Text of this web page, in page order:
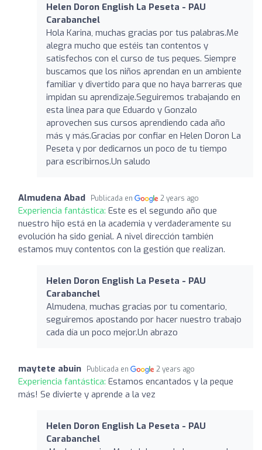
Helen Doron English La Peseta - PAU
Carabanchel
Hola Karina, muchas gracias por tus palabras.Me
alegra mucho que estéis tan contentos y
satisfechos con el curso de tus peques. Siempre
buscamos que los niños aprendan en un ambiente
familiar y divertido para que no haya barreras que
impidan su aprendizaje.Seguiremos trabajando en
esta linea para que Eduardo y Gonzalo
aprovechen sus cursos aprendiendo cada año
más y más.Gracias por confiar en Helen Doron La
Peseta y por dedicarnos un poco de tu tiempo
para escribirnos.Un saludo
Almudena Abad Publicada en 2 years ago
Experiencia fantástica: Este es el segundo año que
nuestro hijo está en la academia y verdaderamente su
evolución ha sido genial. A nivel dirección también
estamos muy contentos con la gestión que realizan.
Helen Doron English La Peseta - PAU
Carabanchel
Almudena, muchas gracias por tu comentario,
seguiremos apostando por hacer nuestro trabajo
cada día un poco mejor.Un abrazo
maytete abuin Publicada en 2 years ago
Experiencia fantástica: Estamos encantados y la peque
más! Se divierte y aprende a la vez
Helen Doron English La Peseta - PAU
Carabanchel